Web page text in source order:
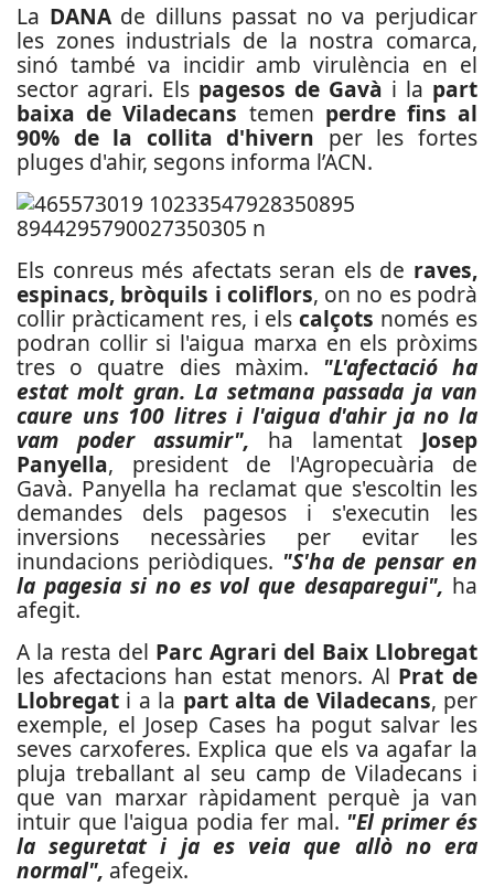
La DANAde dilluns passat no va perjudicar
les zones industrials de la nostra comarca,
sinó també va incidir amb virulència en el
sector agrari. Els pagesos de Gavà i la part
baixa de Viladecans temen perdre fins al
90% de la collita d'hivern per les fortes
pluges d'ahir, segons informa l’ACN.
Els conreus més afectats seran els de raves,
espinacs, bròquils i coliflors, on no es podrà
collir pràcticament res, i elscalçots només es
podran collir si l'aigua marxa en els pròxims
tres o quatre dies màxim. "L'afectació ha
estat molt gran. La setmana passada ja van
caure uns 100 litres i l'aigua d'ahir ja no la
vam poder assumir", ha lamentat Josep
Panyella, president de l'Agropecuària de
Gavà. Panyella ha reclamat que s'escoltin les
demandes dels pagesos i s'executin les
inversions necessàries per evitar les
inundacions periòdiques. "S'ha de pensar en
la pagesia si no es vol que desaparegui", ha
afegit.
A la resta del Parc Agrari del Baix Llobregat
les afectacions han estat menors. Al Prat de
Llobregat i a la part alta de Viladecans, per
exemple, el Josep Cases ha pogut salvar les
seves carxoferes. Explica que els va agafar la
pluja treballant al seu camp de Viladecans i
que van marxar ràpidament perquè ja van
intuir que l'aigua podia fer mal. "El primer és
la seguretat i ja es veia que allò no era
normal", afegeix.